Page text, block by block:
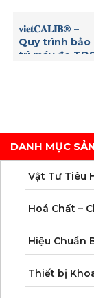
DANH MỤC
Vật Tư Tiêu
Hoá Chất –
Hiệu Chuẩn
Thiết bị
𝐯𝐢𝐞𝐭𝐂𝐀𝐋𝐈𝐁® –
Quy trình bảo
trì máy đo